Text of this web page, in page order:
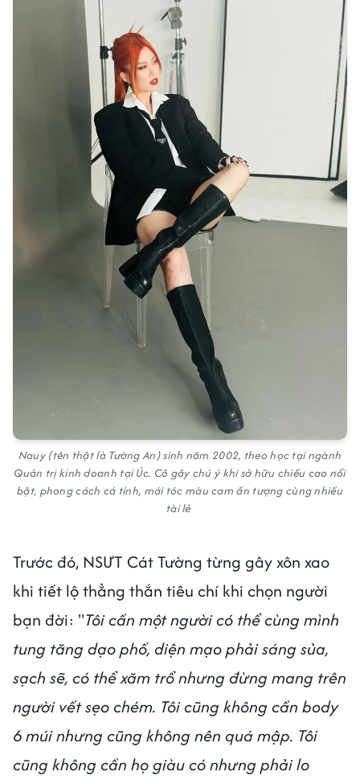
Nauy (tên thật là Tường An) sinh năm 2002, theo học tại ngành
Quản trị kinh doanh tại Úc. Cô gây chú ý khi sở hữu chiều cao nổi
bật, phong cách cá tính, mái tóc màu cam ấn tượng cùng nhiều
tài lẻ
Trước đó, NSƯT Cát Tường từng gây xôn xao
khi tiết lộ thẳng thắn tiêu chí khi chọn người
bạn đời: "Tôi cần một người có thể cùng mình
tung tăng dạo phố, diện mạo phải sáng sủa,
sạch sẽ, có thể xăm trổ nhưng đừng mang trên
người vết sẹo chém. Tôi cũng không cần body
6 múi nhưng cũng không nên quá mập. Tôi
cũng không cần họ giàu có nhưng phải lo